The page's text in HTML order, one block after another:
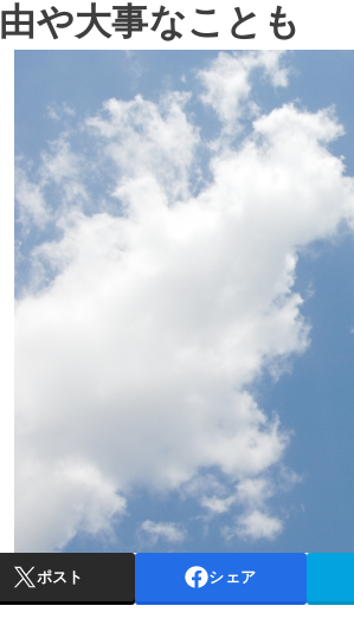
や大事なことも
ポスト シェア